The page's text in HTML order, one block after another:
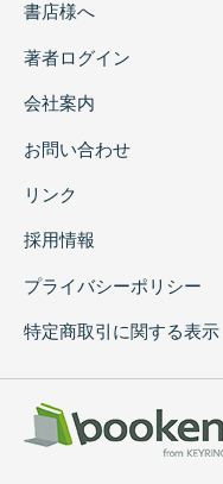
書店様へ
著者ログイン
会社案内
お問い合わせ
リンク
採用情報
プライバシーポリシー
特定商取引に関する表示